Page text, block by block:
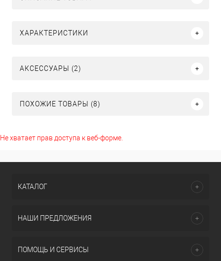
ХАРАКТЕРИСТИКИ
АКСЕССУАРЫ (2)
ПОХОЖИЕ ТОВАРЫ (8)
Не хватает прав доступа к веб-форме.
КАТАЛОГ
НАШИ ПРЕДЛОЖЕНИЯ
ПОМОЩЬ И СЕРВИСЫ